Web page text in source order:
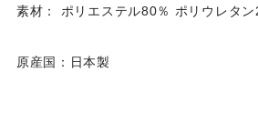
素材： ポリエステル80％ ポリウレタン
原産国：日本製